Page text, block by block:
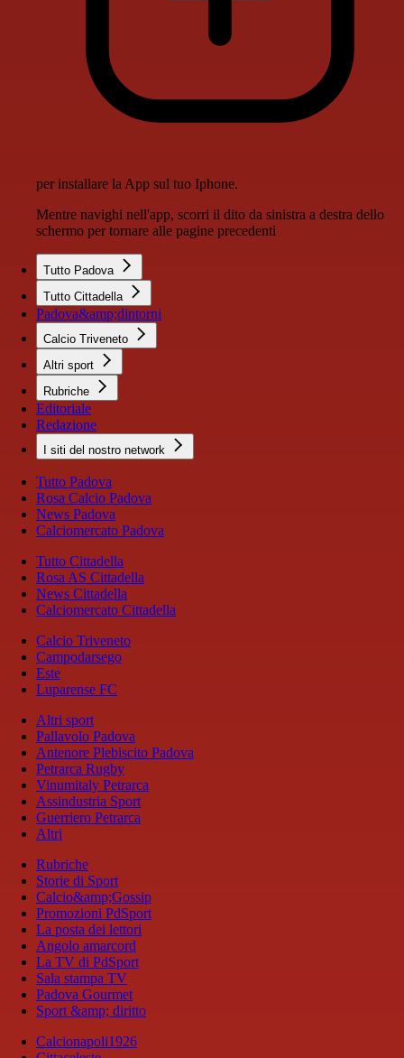
per installare la App sul tuo Iphone.
Mentre navighi nell'app, scorri il dito da sinistra a destra dello
schermo per tornare alle pagine precedenti
Tutto Padova
Tutto Cittadella
Padova&amp;dintorni
Calcio Triveneto
Altri sport
Rubriche
Editoriale
Redazione
I siti del nostro network
Tutto Padova
Rosa Calcio Padova
News Padova
Calciomercato Padova
Tutto Cittadella
Rosa AS Cittadella
News Cittadella
Calciomercato Cittadella
Calcio Triveneto
Campodarsego
Este
Luparense FC
Altri sport
Pallavolo Padova
Antenore Plebiscito Padova
Petrarca Rugby
Vinumitaly Petrarca
Assindustria Sport
Guerriero Petrarca
Altri
Rubriche
Storie di Sport
Calcio&amp;Gossip
Promozioni PdSport
La posta dei lettori
Angolo amarcord
La TV di PdSport
Sala stampa TV
Padova Gourmet
Sport &amp; diritto
Calcionapoli1926